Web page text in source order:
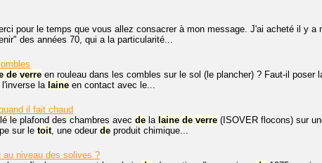
pour le temps que vous allez consacrer à mon message. J'ai acheté il y a
des années 70, qui a la particularité...
de verre en rouleau dans les combles sur le sol (le plancher) ? Faut-il poser
la laine en contact avec le...
il fait chaud
le plafond des chambres avec de la laine de verre (ISOVER flocons) sur
sur le toit, une odeur de produit chimique...
niveau des solives ?